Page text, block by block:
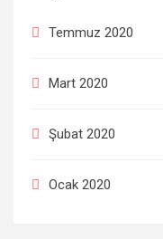
Temmuz 2020
Mart 2020
Şubat 2020
Ocak 2020